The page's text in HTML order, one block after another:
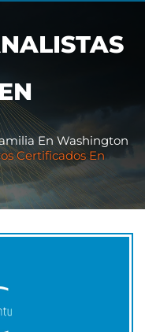
En Washington
Certificados En